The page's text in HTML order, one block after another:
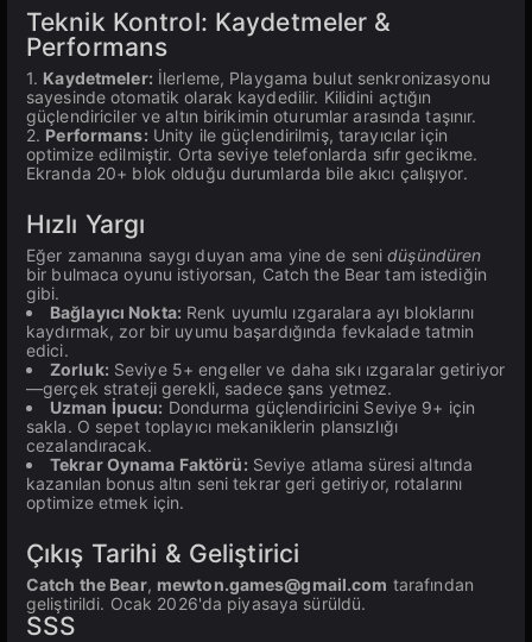
Teknik Kontrol: Kaydetmeler &
Performans
1. Kaydetmeler: İlerleme, Playgama bulut senkronizasyonu
sayesinde otomatik olarak kaydedilir. Kilidini açtığın
güçlendiriciler ve altın birikimin oturumlar arasında taşınır.
2. Performans: Unity ile güçlendirilmiş, tarayıcılar için
optimize edilmiştir. Orta seviye telefonlarda sıfır gecikme.
Ekranda 20+ blok olduğu durumlarda bile akıcı çalışıyor.
Hızlı Yargı
Eğer zamanına saygı duyan ama yine de senidüşündüren
bir bulmaca oyunu istiyorsan, Catch the Bear tam istediğin
gibi.
Bağlayıcı Nokta: Renk uyumlu ızgaralara ayı bloklarını
kaydırmak, zor bir uyumu başardığında fevkalade tatmin
edici.
Zorluk: Seviye 5+ engeller ve daha sıkı ızgaralar getiriyor
—gerçek strateji gerekli, sadece şans yetmez.
Uzman İpucu: Dondurma güçlendiricini Seviye 9+ için
sakla. O sepet toplayıcı mekaniklerin plansızlığı
cezalandıracak.
Tekrar Oynama Faktörü: Seviye atlama süresi altında
kazanılan bonus altın seni tekrar geri getiriyor, rotalarını
optimize etmek için.
Çıkış Tarihi & Geliştirici
Catch the Bear, mewton.games@gmail.com tarafından
geliştirildi. Ocak 2026'da piyasaya sürüldü.
SSS